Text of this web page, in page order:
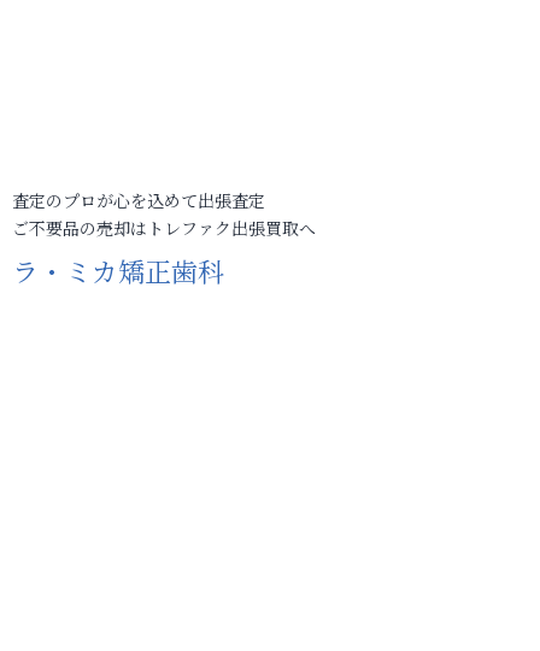
査定のプロが心を込めて出張査定
ご不要品の売却はトレファク出張買取へ
ラ・ミカ矯正歯科